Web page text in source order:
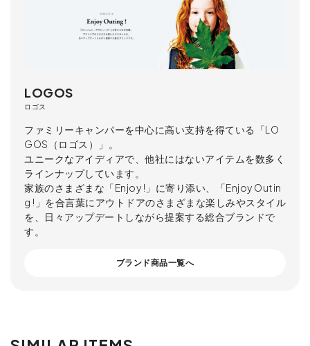
LOGOS
ロゴス
ファミリーキャンパーを中心に高い支持を得ている「LO
GOS（ロゴス）」。
ユニークなアイディアで、他社にはないアイテムを数多く
ラインナップしています。
家族のさまざまな「Enjoy !」に寄り添い、「Enjoy Outin
g !」を合言葉にアウトドアのさまざまな楽しみやスタイル
を、日々アップデートしながら提案する総合ブランドで
す。
ブランド商品一覧へ